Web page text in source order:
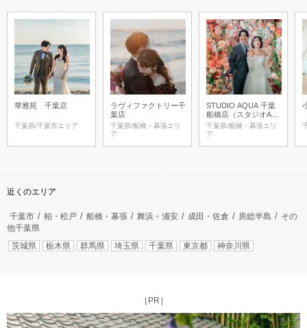
華雅苑 千葉店
千葉県/千葉市エリア
ラヴィファクトリー千
葉店
千葉県/船橋・幕張エリ
ア
STUDIO AQUA 千葉
船橋店（スタジオAQ
UA）
千葉県/船橋・幕張エリ
ア
近くのエリア
千葉市 柏・松戸 船橋・幕張 舞浜・浦安 成田・佐倉 房総半島
その
他千葉県
茨城県
栃木県 群馬県 埼玉県 千葉県 東京都 神奈川県
［PR］